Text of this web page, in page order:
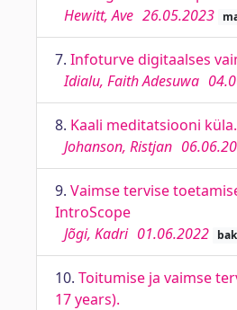
Hewitt, Ave 26.05.2023
7. Infoturve digitaalses
Idialu, Faith Adesuwa
8. Kaali meditatsiooni
Johanson, Ristjan
9. Vaimse tervise
IntroScope
Jõgi, Kadri 01.06.2022
10. Toitumise ja vaimse
17 years).